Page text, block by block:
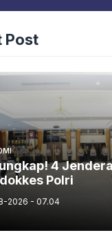
Post
4
Polri
2026 - 07.04